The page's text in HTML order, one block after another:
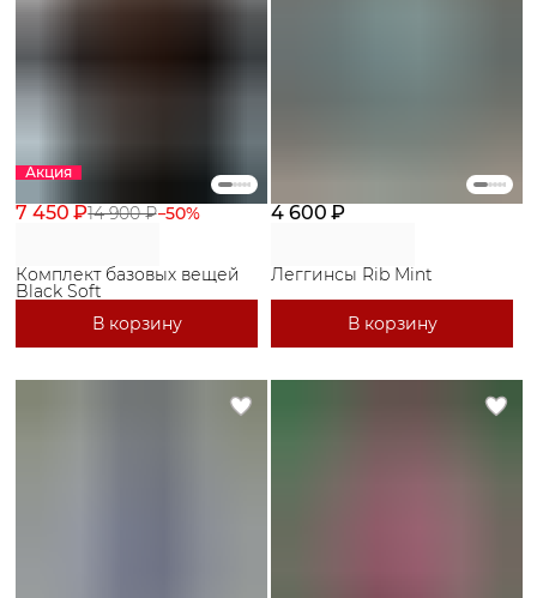
Акция
7 450 ₽14 900 ₽−50%
Комплект базовых вещей
Black Soft
В корзину
4 600 ₽
Леггинсы Rib Mint
В корзину